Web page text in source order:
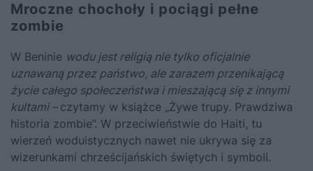
Mroczne chochoły i pociągi pełne
zombie
W Beninie wodu jest religią nie tylko oficjalnie
uznawaną przez państwo, ale zarazem przenikającą
życie całego społeczeństwa i mieszającą się z innymi
kultami – czytamy w książce „Żywe trupy. Prawdziwa
historia zombie”. W przeciwieństwie do Haiti, tu
wierzeń woduistycznych nawet nie ukrywa się za
wizerunkami chrześcijańskich świętych i symboli.